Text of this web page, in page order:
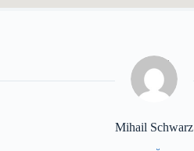
Mihail Schwarz